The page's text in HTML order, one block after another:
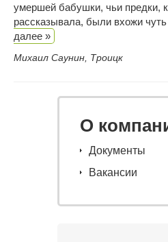
умершей бабушки, чьи предки,
рассказывала, были вхожи
далее »
Михаил Саунин, Троицк
О
Документы
Вакансии